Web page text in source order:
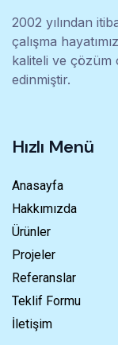
2002 yılından
çalışma
kaliteli ve çözüm
edinmiştir.
Hızlı Menü
Anasayfa
Hakkımızda
Ürünler
Projeler
Referanslar
Teklif Formu
İletişim